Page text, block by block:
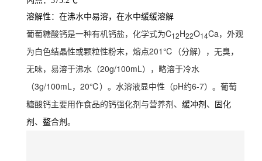
溶解性：在沸水中易溶，在水中缓缓溶解
葡萄糖酸钙是一种有机钙盐，化学式为C12H22O14Ca，外观
为白色结晶性或颗粒性粉末，熔点201℃（分解），无臭，
无味，易溶于沸水（20g/100mL），略溶于冷水
（3g/100mL， 20℃）。水溶液显中性（pH约6-7）。葡萄
糖酸钙主要用作食品的钙强化剂与营养剂、 缓冲剂 、
固化
剂 、 鳌合剂 。